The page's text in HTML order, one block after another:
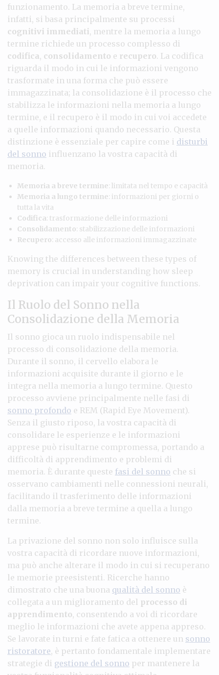
funzionamento. La memoria a breve termine,
infatti, si basa principalmente su processi
cognitivi immediati, mentre la memoria a lungo
termine richiede un processo complesso di
codifica, consolidamento e recupero. La codifica
riguarda il modo in cui le informazioni vengono
trasformate in una forma che può essere
immagazzinata; la consolidazione è il processo che
stabilizza le informazioni nella memoria a lungo
termine, e il recupero è il modo in cui voi accedete
a quelle informazioni quando necessario. Questa
distinzione è essenziale per capire come i disturbi
del sonno influenzano la vostra capacità di
memoria.
Memoria a breve termine: limitata nel tempo e capacità
Memoria a lungo termine: informazioni per giorni o
tutta la vita
Codifica: trasformazione delle informazioni
Consolidamento: stabilizzazione delle informazioni
Recupero: accesso alle informazioni immagazzinate
Knowing the differences between these types of
memory is crucial in understanding how sleep
deprivation can impair your cognitive functions.
Il Ruolo del Sonno nella
Consolidazione della Memoria
Il sonno gioca un ruolo indispensabile nel
processo di consolidazione della memoria.
Durante il sonno, il cervello elabora le
informazioni acquisite durante il giorno e le
integra nella memoria a lungo termine. Questo
processo avviene principalmente nelle fasi di
sonno profondo e REM (Rapid Eye Movement).
Senza il giusto riposo, la vostra capacità di
consolidare le esperienze e le informazioni
apprese può risultarne compromessa, portando a
difficoltà di apprendimento e problemi di
memoria. È durante queste fasi del sonno che si
osservano cambiamenti nelle connessioni neurali,
facilitando il trasferimento delle informazioni
dalla memoria a breve termine a quella a lungo
termine.
La privazione del sonno non solo influisce sulla
vostra capacità di ricordare nuove informazioni,
ma può anche alterare il modo in cui si recuperano
le memorie preesistenti. Ricerche hanno
dimostrato che una buona qualità del sonno è
collegata a un miglioramento del processo di
apprendimento, consentendo a voi di ricordare
meglio le informazioni che avete appena appreso.
Se lavorate in turni e fate fatica a ottenere un sonno
ristoratore, è pertanto fondamentale implementare
strategie di gestione del sonno per mantenere la